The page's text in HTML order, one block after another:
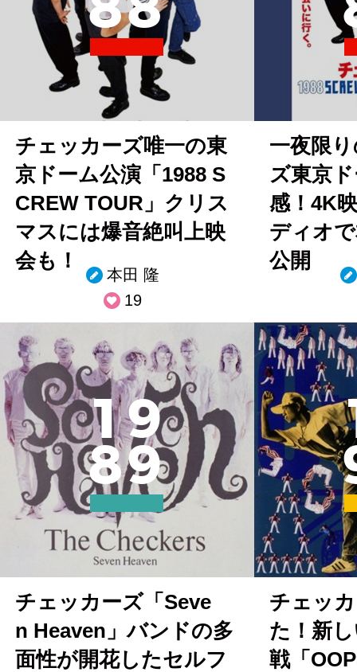
チェッカーズ唯一の東
京ドーム公演「1988 S
CREW TOUR」クリス
マスには爆音絶叫上映
会も！
本田 隆
19
一夜限
ズ東京
感！4K
ディオ
公開
19
89
チェッカーズ「Seve
n Heaven」バンドの多
面性が開花したセルフ
チェッ
た！新
戦「